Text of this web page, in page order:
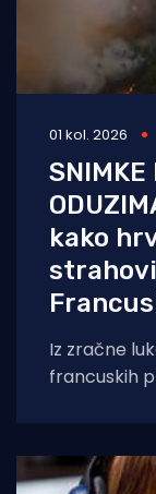
01 kol. 2026
SNIMKE
kako
Iz zračne
francuskih